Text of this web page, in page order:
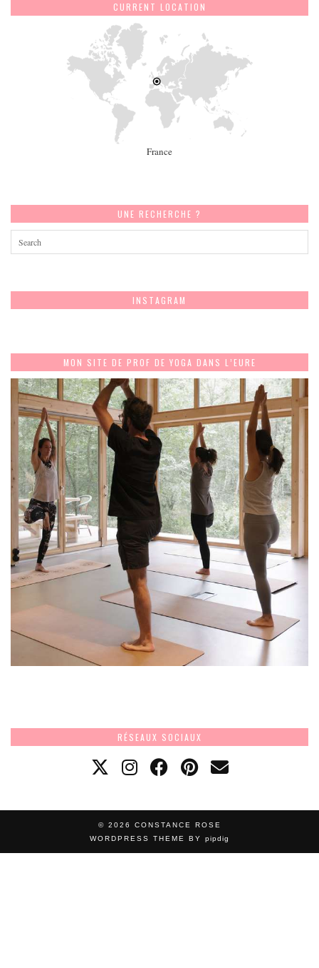
CURRENT LOCATION
France
UNE RECHERCHE ?
INSTAGRAM
MON SITE DE PROF DE YOGA DANS L’EURE
RÉSEAUX SOCIAUX
© 2026 CONSTANCE ROSE
WORDPRESS THEME BY pipdig